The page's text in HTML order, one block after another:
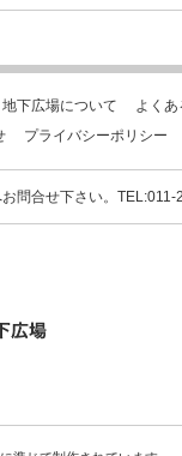
地下広場について
よく
プライバシーポリシー
問合せ下さい。